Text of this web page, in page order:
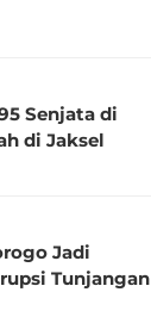
Senjata di
di Jaksel
Jadi
Tunjangan